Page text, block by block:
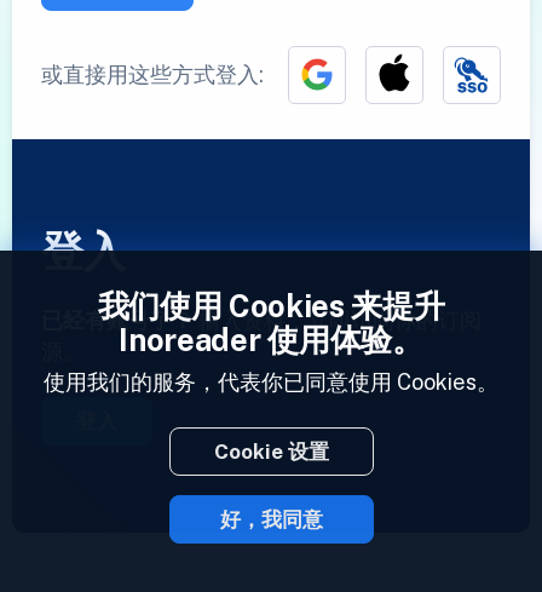
或直接用这些方式登入:
登入
已经有账号了？输入资料，立即访问你的订阅
2023 © Inoreader
我们使用 Cookies 来提升
Inoreader 使用体验。
使用我们的服务，代表你已同意使用 Cookies。
Cookie 设置
好，我同意